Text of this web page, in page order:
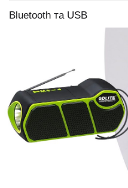
Bluetooth та USB